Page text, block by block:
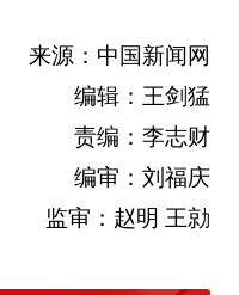
来源：中国新闻网
编辑：王剑猛
责编：李志财
编审：刘福庆
监审：赵明 王勍